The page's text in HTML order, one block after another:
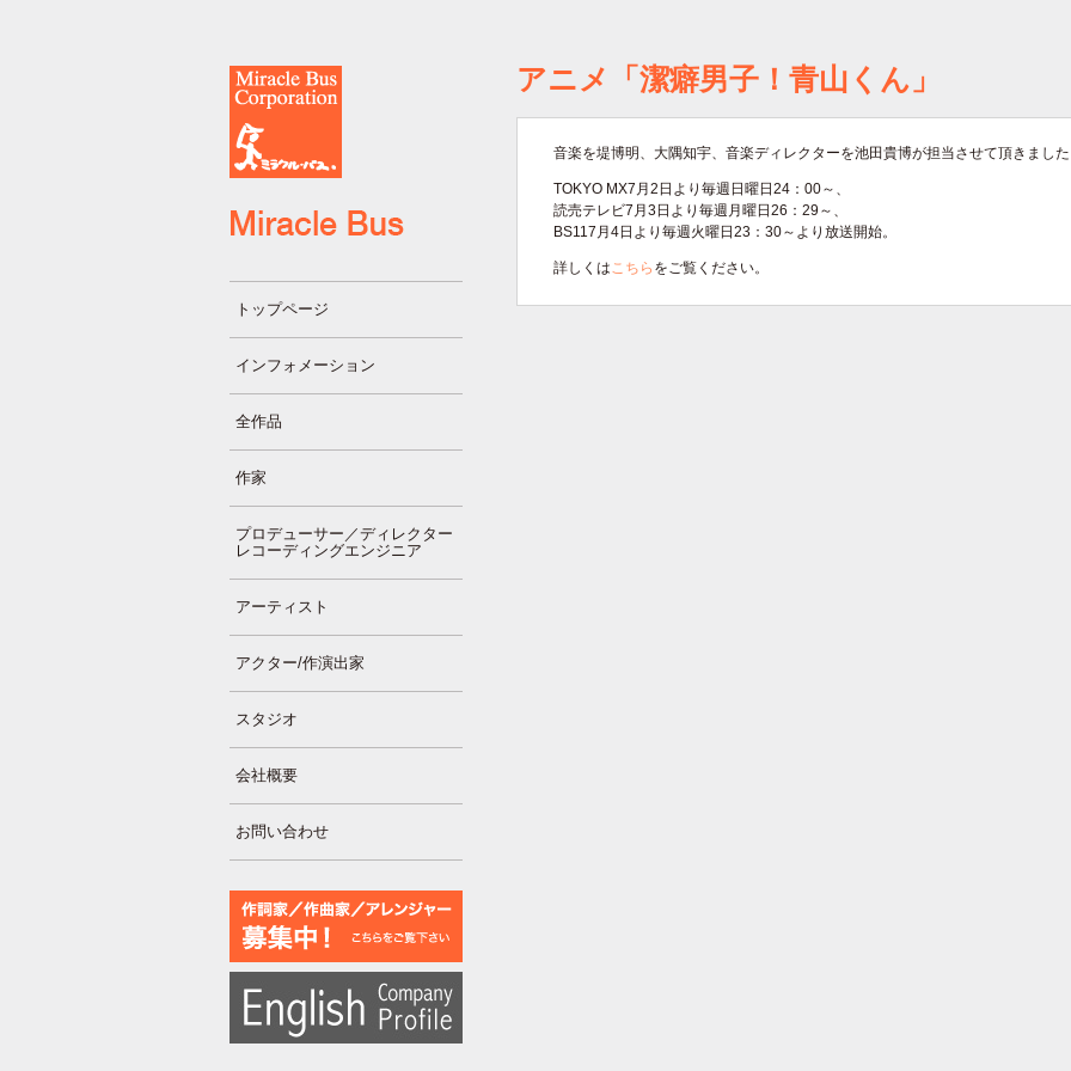
トップページ
インフォメーション
全作品
作家
プロデューサー／ディレクター
レコーディングエンジニア
アーティスト
アクター/作演出家
スタジオ
会社概要
お問い合わせ
アニメ「潔癖男子！青山くん」
音楽を堤博明、大隅知宇、音楽ディレクターを池田貴博が担当させて頂きまし
TOKYO MX7月2日より毎週日曜日24：00～、
読売テレビ7月3日より毎週月曜日26：29～、
BS117月4日より毎週火曜日23：30～より放送開始。
詳しくはこちら をご覧ください。